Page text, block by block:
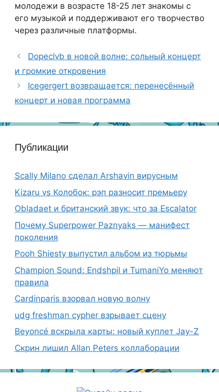
молодежи в возрасте 18-25 лет знакомы с
его музыкой и поддерживают его творчество
через различные платформы.
Dopeclvb в новой волне: сольный концерт
и громкие откровения
Icegergert возвращается: перенесённый
концерт и новая программа
Публикации
Scally Milano сделал Arshavin вирусным
Kizaru vs Колобок: рэп разносит премьеру
Obladaet и британский звук: что за Escalator
Почему Superpower Paznyaks — манифест
поколения
Pooh Shiesty выпустил альбом из тюрьмы
Champion Sound: Endshpil и TumaniYo меняют
правила
Cardinparis взорвал новую волну
udg freshman cypher взрывает сцену
Beyoncé вскрыла карты: новый куплет Jay-Z
Скрин лишил Allan Peters коллаборации